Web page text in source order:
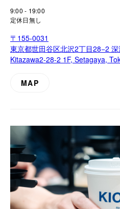
卸販売
コーヒーのサブスク
店舗情報
9:00 - 19:00
定休日無し
〒155-0031
東京都世田谷区北沢2丁目28−2
Kitazawa2-28-2 1F, Setagaya,
MAP